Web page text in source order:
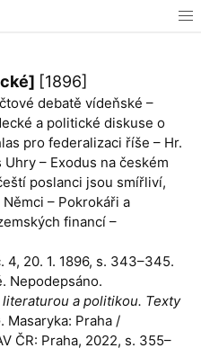
[1896]
debatě vídeňské –
a politické diskuse o
pro federalizaci říše – Hr.
– Exodus na českém
poslanci jsou smířliví,
– Pokrokáři a
financí –
4, 20. 1. 1896, s. 343–345.
Nepodepsáno.
a politikou. Texty
Masaryka: Praha /
ČR: Praha, 2022, s. 355–